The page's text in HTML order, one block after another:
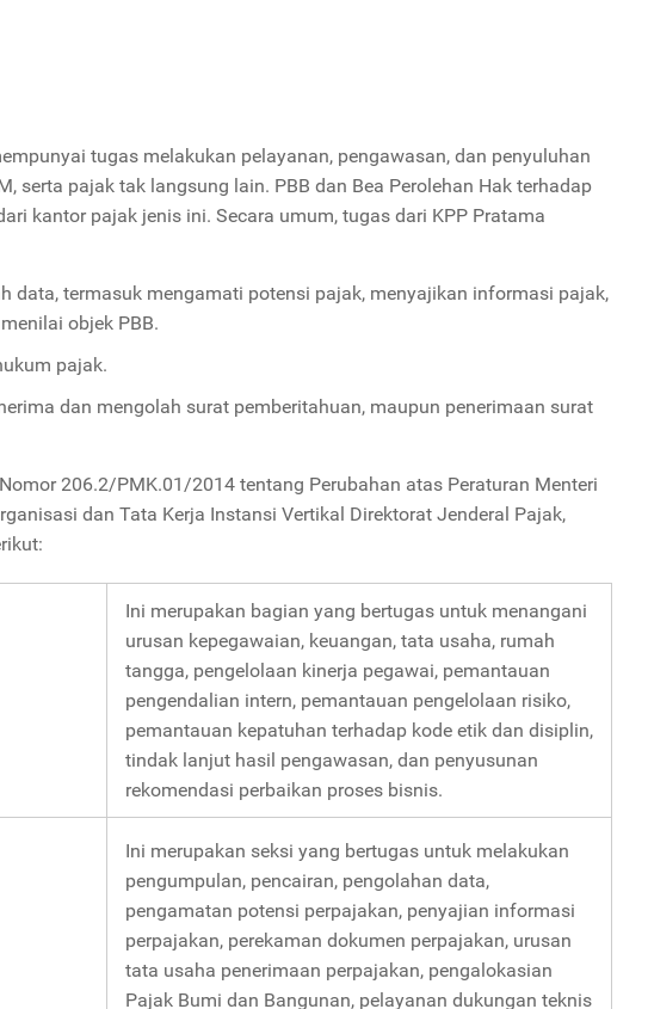
tugas melakukan pelayanan, pengawasan, dan penyuluhan
serta pajak tak langsung lain. PBB dan Bea Perolehan Hak terhadap
kantor pajak jenis ini. Secara umum, tugas dari KPP Pratama
data, termasuk mengamati potensi pajak, menyajikan informasi pajak,
objek PBB.
pajak.
dan mengolah surat pemberitahuan, maupun penerimaan surat
206.2/PMK.01/2014 tentang Perubahan atas Peraturan Menteri
dan Tata Kerja Instansi Vertikal Direktorat Jenderal Pajak,
Ini merupakan bagian yang bertugas untuk menangani
urusan kepegawaian, keuangan, tata usaha, rumah
tangga, pengelolaan kinerja pegawai, pemantauan
pengendalian intern, pemantauan pengelolaan risiko,
pemantauan kepatuhan terhadap kode etik dan disiplin,
tindak lanjut hasil pengawasan, dan penyusunan
rekomendasi perbaikan proses bisnis.
Ini merupakan seksi yang bertugas untuk melakukan
pengumpulan, pencairan, pengolahan data,
pengamatan potensi perpajakan, penyajian informasi
perpajakan, perekaman dokumen perpajakan, urusan
tata usaha penerimaan perpajakan, pengalokasian
Pajak Bumi dan Bangunan, pelayanan dukungan teknis